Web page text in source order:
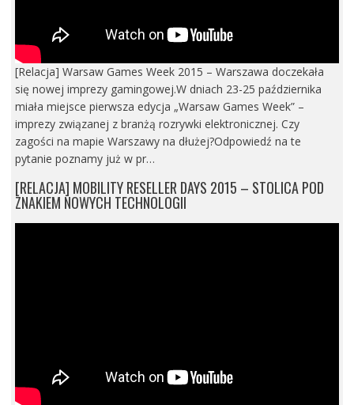
[Relacja] Warsaw Games Week 2015 – Warszawa doczekała
się nowej imprezy gamingowej.W dniach 23-25 października
miała miejsce pierwsza edycja „Warsaw Games Week” –
imprezy związanej z branżą rozrywki elektronicznej. Czy
zagości na mapie Warszawy na dłużej?Odpowiedź na te
pytanie poznamy już w pr…
[RELACJA] MOBILITY RESELLER DAYS 2015 – STOLICA POD
ZNAKIEM NOWYCH TECHNOLOGII